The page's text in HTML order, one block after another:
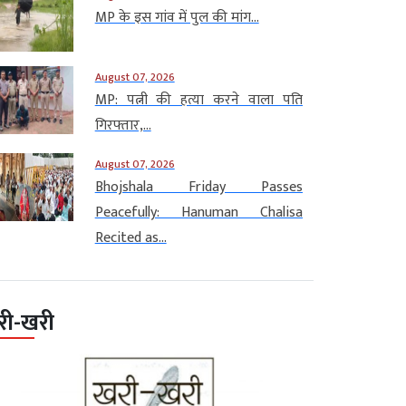
MP के इस गांव में पुल की मांग...
August 07, 2026
MP: पत्नी की हत्या करने वाला पति
गिरफ्तार,...
August 07, 2026
Bhojshala Friday Passes
Peacefully: Hanuman Chalisa
Recited as...
खरी